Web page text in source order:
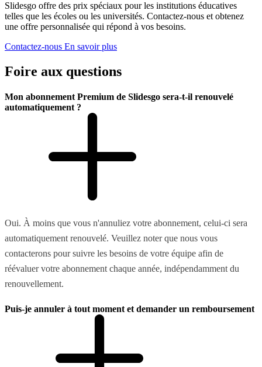
Slidesgo offre des prix spéciaux pour les institutions éducatives
telles que les écoles ou les universités. Contactez-nous et obtenez
une offre personnalisée qui répond à vos besoins.
Contactez-nous En savoir plus
Foire aux questions
Mon abonnement Premium de Slidesgo sera-t-il renouvelé
automatiquement ?
Oui. À moins que vous n'annuliez votre abonnement, celui-ci sera
automatiquement renouvelé. Veuillez noter que nous vous
contacterons pour suivre les besoins de votre équipe afin de
réévaluer votre abonnement chaque année, indépendamment du
renouvellement.
Puis-je annuler à tout moment et demander un remboursement